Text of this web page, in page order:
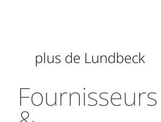
plus de Lundbeck
Fournisseurs